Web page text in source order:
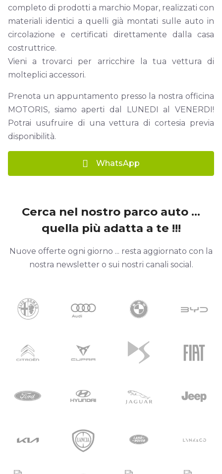
completo di prodotti a marchio Mopar, realizzati con
materiali identici a quelli già montati sulle auto in
circolazione e certificati direttamente dalla casa
costruttrice.
Vieni a trovarci per arricchire la tua vettura di
molteplici accessori.
Prenota un appuntamento presso la nostra officina
MOTORIS, siamo aperti dal LUNEDI al VENERDI!
Potrai usufruire di una vettura di cortesia previa
disponibilità.
WhatsApp
Cerca nel nostro parco auto ...
quella più adatta a te !!!
Nuove offerte ogni giorno ... resta aggiornato con la
nostra newsletter o sui nostri canali social.